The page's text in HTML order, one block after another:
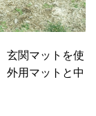
玄関マットを使
外用マットと中